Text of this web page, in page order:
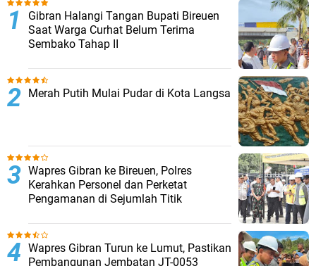
Gibran Halangi Tangan Bupati Bireuen
Saat Warga Curhat Belum Terima
Sembako Tahap II
Merah Putih Mulai Pudar di Kota Langsa
Wapres Gibran ke Bireuen, Polres
Kerahkan Personel dan Perketat
Pengamanan di Sejumlah Titik
Wapres Gibran Turun ke Lumut, Pastikan
Pembangunan Jembatan JT-0053